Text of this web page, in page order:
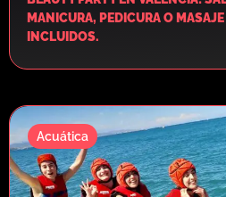
MANICURA, PEDICURA O
INCLUIDOS.
Acuática